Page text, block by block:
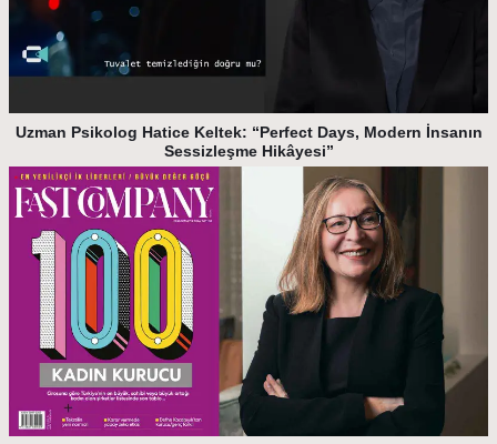
Uzman Psikolog Hatice Keltek: “Perfect Days, Modern İnsanın
Sessizleşme Hikâyesi”